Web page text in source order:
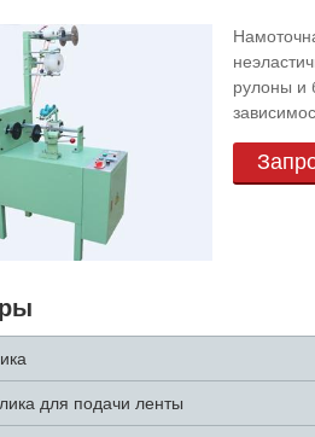
рулоны и
для подачи ленты